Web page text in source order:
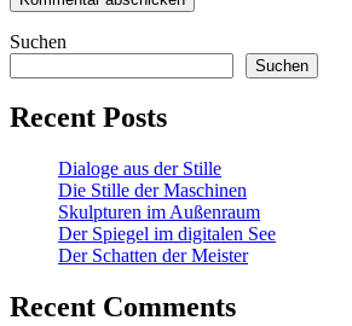
Suchen
Suchen
Recent Posts
Dialoge aus der Stille
Die Stille der Maschinen
Skulpturen im Außenraum
Der Spiegel im digitalen See
Der Schatten der Meister
Recent Comments